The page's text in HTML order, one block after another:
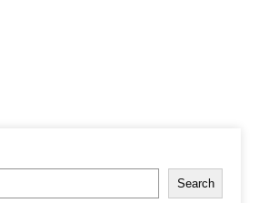
Search